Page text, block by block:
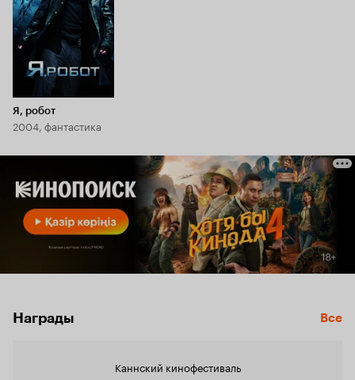
Я, робот
2004, фантастика
Награды Все
Каннский кинофестиваль